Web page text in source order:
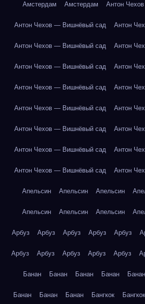
Амстердам Амстердам Антон
Антон Чехов — Вишнёвый сад Антон
Антон Чехов — Вишнёвый сад Антон
Антон Чехов — Вишнёвый сад Антон
Антон Чехов — Вишнёвый сад Антон
Антон Чехов — Вишнёвый сад Антон
Антон Чехов — Вишнёвый сад Антон
Антон Чехов — Вишнёвый сад Антон
Антон Чехов — Вишнёвый сад Антон
Апельсин Апельсин Апельсин
Апельсин Апельсин Апельсин
Арбуз Арбуз Арбуз Арбуз Арбуз
Арбуз Арбуз Арбуз Арбуз Арбуз
Банан Банан Банан Банан Банан
Банан Банан Банан Бангкок Бангкок